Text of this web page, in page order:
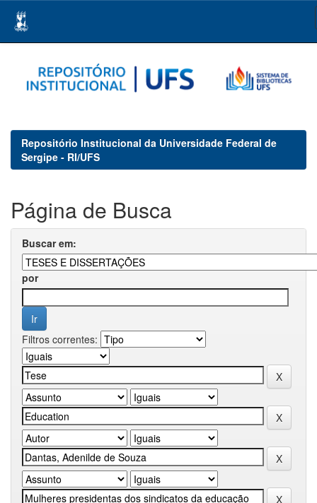
navigation
Repositório Institucional da Universidade Federal de
Sergipe - RI/UFS
Página de Busca
Buscar em:
por
Filtros correntes: